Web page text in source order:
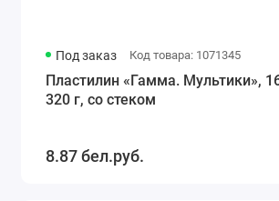
Под заказ Код товара: 1071345
Пластилин «Гамма. Мультики»,
320 г, со стеком
8.87 бел.руб.